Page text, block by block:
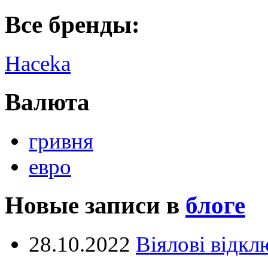
Все бренды:
Haceka
Валюта
гривня
евро
Новые записи в блоге
28.10.2022 Віялові